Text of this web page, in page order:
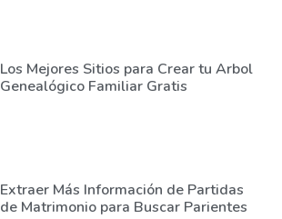
Los Mejores Sitios para Crear tu Arbol
Genealógico Familiar Gratis
Extraer Más Información de Partidas
de Matrimonio para Buscar Parientes